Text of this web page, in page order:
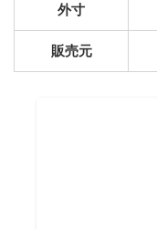
外寸
販売元